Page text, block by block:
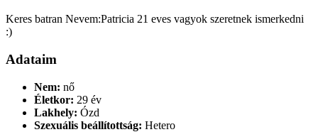
Keres batran Nevem:Patricia 21 eves vagyok szeretnek ismerkedni
:)
Adataim
Nem: nő
Életkor: 29 év
Lakhely: Ózd
Szexuális beállítottság: Hetero